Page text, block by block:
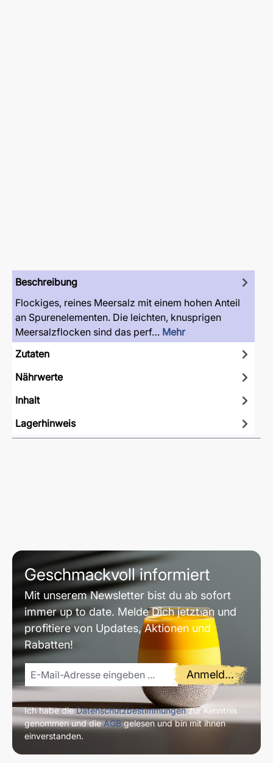
Beschreibung
Flockiges, reines Meersalz mit einem hohen Anteil
an Spurenelementen. Die leichten, knusprigen
Meersalzflocken sind das perf… Mehr
Zutaten
Nährwerte
Inhalt
Lagerhinweis
Geschmackvoll informiert
Mit unserem Newsletter bist du ab sofort
immer up to date. Melde Dich jetzt an und
profitiere von Updates, Aktionen und
Rabatten!
Anmelden
Ich habe dieDatenschutzbestimmungenzur Kenntnis
genommen und dieAGBgelesen und bin mit ihnen
einverstanden.